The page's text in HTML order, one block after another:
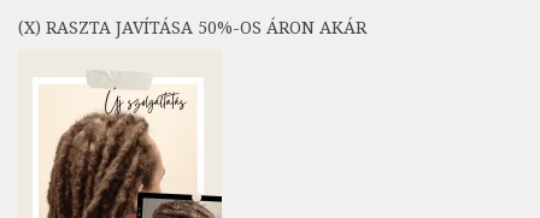
(X) RASZTA JAVÍTÁSA 50%-OS ÁRON AKÁR